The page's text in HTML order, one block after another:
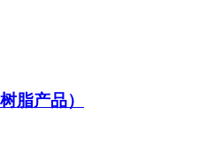
脂产品）